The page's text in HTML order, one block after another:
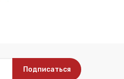
Подписаться